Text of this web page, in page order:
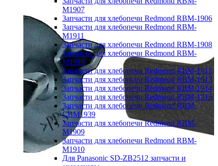
M1907
Запчасти для хлебопечи Redmond RBM-1906
Запчасти для хлебопечи Redmond RBM-
M1911
Запчасти для хлебопечи Redmond RBM-1908
Запчасти для хлебопечи Redmond RBM-
M1919
Запчасти для хлебопечи Redmond RBM-1912
Запчасти для хлебопечи Redmond RBM-1913
Запчасти для хлебопечи Redmond RBM-1914
Запчасти для хлебопечи Redmond RBM-1915
Запчасти для хлебопечи Redmond RBM-
CBM1939
Запчасти для хлебопечи Redmond RBM-
M1909
Запчасти для хлебопечи Redmond RBM-
M1910
Для Panasonic SD-ZB2512 запчасти и